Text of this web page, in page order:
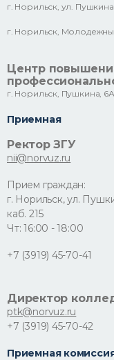
г. Норильск, ул.
г. Норильск,
Центр
г. Норильск, Пушкина,
Приемная
Ректор ЗГУ
nii@norvuz.ru
Прием граждан:
г. Норильск, ул.
каб. 215
Чт: 16:00 - 18:00
+7 (3919) 45-70-41
Директор
ptk@norvuz.ru
+7 (3919) 45-70-42
Приемная